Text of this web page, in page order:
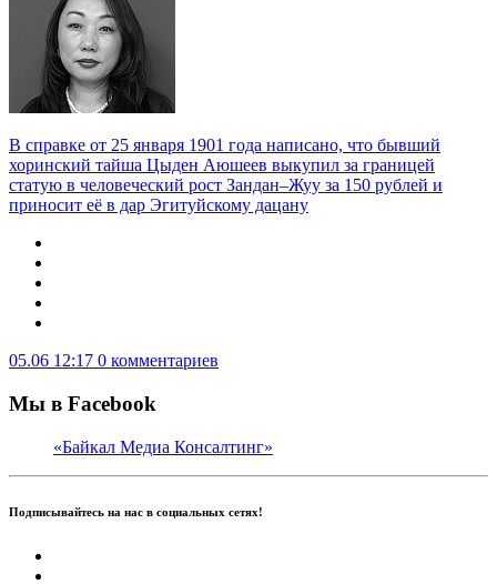
В справке от 25 января 1901 года написано, что бывший
хоринский тайша Цыден Аюшеев выкупил за границей
статую в человеческий рост Зандан–Жуу за 150 рублей и
приносит её в дар Эгитуйскому дацану
05.06 12:17 0 комментариев
Мы в Facebook
«Байкал Медиа Консалтинг»
Подписывайтесь на нас в социальных сетях!